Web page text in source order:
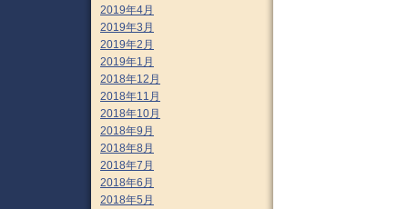
2019年4月
2019年3月
2019年2月
2019年1月
2018年12月
2018年11月
2018年10月
2018年9月
2018年8月
2018年7月
2018年6月
2018年5月